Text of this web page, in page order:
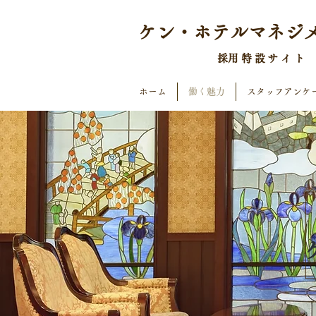
ケン・ホテルマネジ
​採用特設サイト
ホーム 働く魅力 スタッフアンケ